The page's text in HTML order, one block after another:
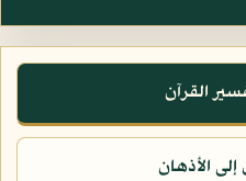
القرآن
الأذهان